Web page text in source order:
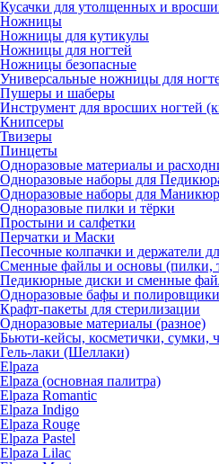
Кусачки для утолщенных и
Ножницы
Ножницы для кутикулы
Ножницы для ногтей
Ножницы безопасные
Универсальные ножницы для
Пушеры и шаберы
Инструмент для вросших ногтей
Книпсеры
Твизеры
Пинцеты
Одноразовые материалы и
Одноразовые наборы для
Одноразовые наборы для
Одноразовые пилки и тёрки
Простыни и салфетки
Перчатки и Маски
Песочные колпачки и держатели
Cменные файлы и основы (пилки,
Педикюрные диски и сменные
Одноразовые бафы и полировщики
Крафт-пакеты для стерилизации
Одноразовые материалы (разное)
Бьюти-кейсы, косметички, сумки,
Гель-лаки (Шеллаки)
Elpaza
Elpaza (основная палитра)
Elpaza Romantic
Elpaza Indigo
Elpaza Rouge
Elpaza Pastel
Elpaza Lilac